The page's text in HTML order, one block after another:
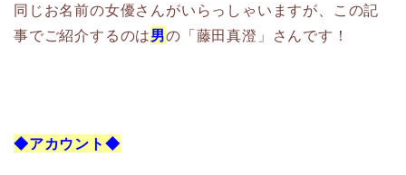
同じお名前の女優さんがいらっしゃいますが、この記
事でご紹介するのは男の「藤田真澄」さんです！
◆アカウント◆